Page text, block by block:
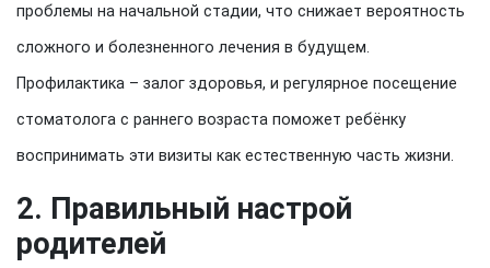
проблемы на начальной стадии, что снижает вероятность
сложного и болезненного лечения в будущем.
Профилактика – залог здоровья, и регулярное посещение
стоматолога с раннего возраста поможет ребёнку
воспринимать эти визиты как естественную часть жизни.
2. Правильный настрой
родителей